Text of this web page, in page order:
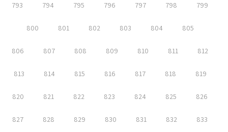
793 794 795 796 797 798 799
800 801 802 803 804 805
806 807 808 809 810 811 812
813 814 815 816 817 818 819
820 821 822 823 824 825 826
827 828 829 830 831 832 833